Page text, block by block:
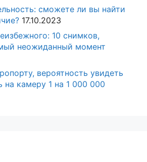
сможете ли вы найти
17.10.2023
10 снимков,
неожиданный момент
вероятность увидеть
на камеру 1 на 1 000 000